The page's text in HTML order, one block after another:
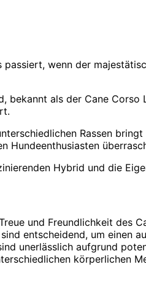
wenn der
bekannt als der Cane
Rassen
Hundeenthusiasten
Hybrid und die
und Freundlichkeit des
entscheidend, um einen
unerlässlich aufgrund
körperlichen